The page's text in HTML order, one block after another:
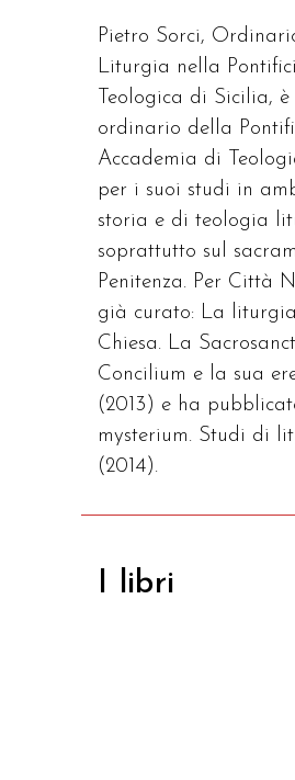
Pietro Sorci,
Liturgia nella
Teologica di Sicilia,
ordinario della
Accademia di
per i suoi studi in
storia e di teologia
soprattutto sul
Penitenza. Per Città
già curato: La
Chiesa. La
Concilium e la sua
(2013) e ha
mysterium. Studi di
(2014).
I libri